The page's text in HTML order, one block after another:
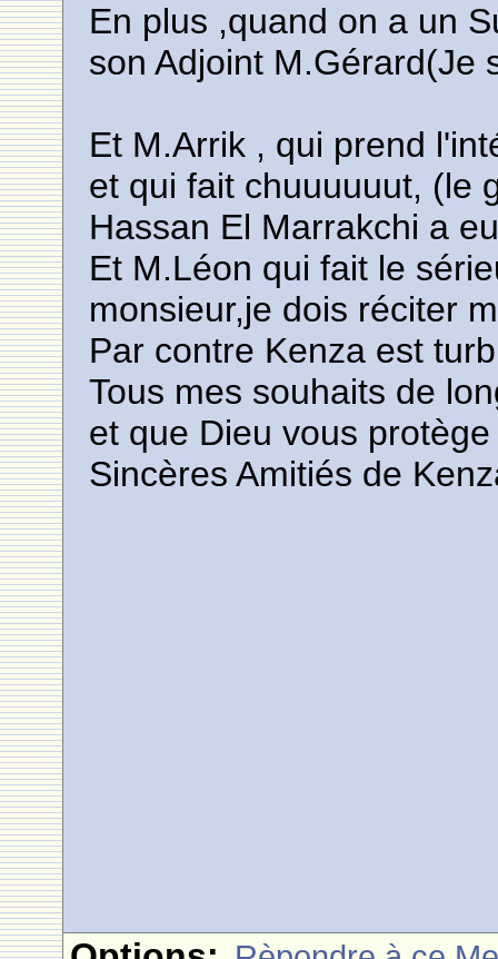
En plus ,quand on a un
son Adjoint M.Gérard(Je
Et M.Arrik , qui prend
et qui fait chuuuuuut, (le
Hassan El Marrakchi a
Et M.Léon qui fait le
monsieur,je dois réciter
Par contre Kenza est
Tous mes souhaits de
et que Dieu vous
Sincères Amitiés de